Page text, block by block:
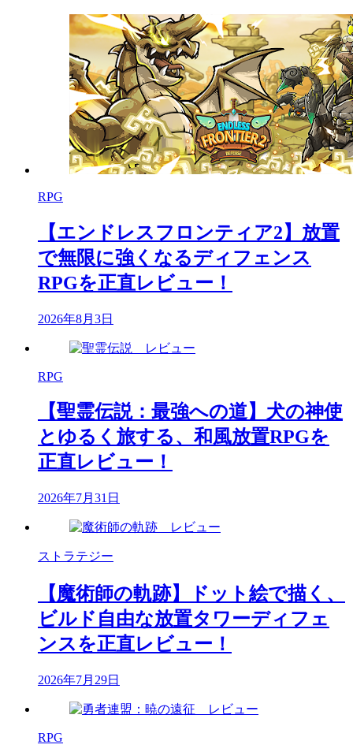
RPG
【エンドレスフロンティア2】放置
で無限に強くなるディフェンス
RPGを正直レビュー！
2026年8月3日
RPG
【聖霊伝説：最強への道】犬の神使
とゆるく旅する、和風放置RPGを
正直レビュー！
2026年7月31日
ストラテジー
【魔術師の軌跡】ドット絵で描く、
ビルド自由な放置タワーディフェ
ンスを正直レビュー！
2026年7月29日
RPG